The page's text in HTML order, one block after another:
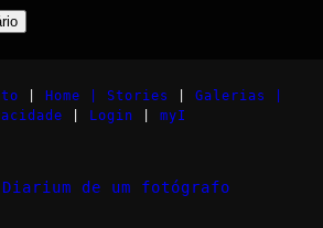
Home | Stories
Galerias |
Login myI
Diarium de um fotógrafo